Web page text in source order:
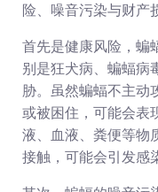
险、噪音污染与财产
首先是健康风险，蝙
别是狂犬病、蝙蝠病
胁。虽然蝙蝠不主动
或被困住，可能会表
液、血液、粪便等物
接触，可能会引发感